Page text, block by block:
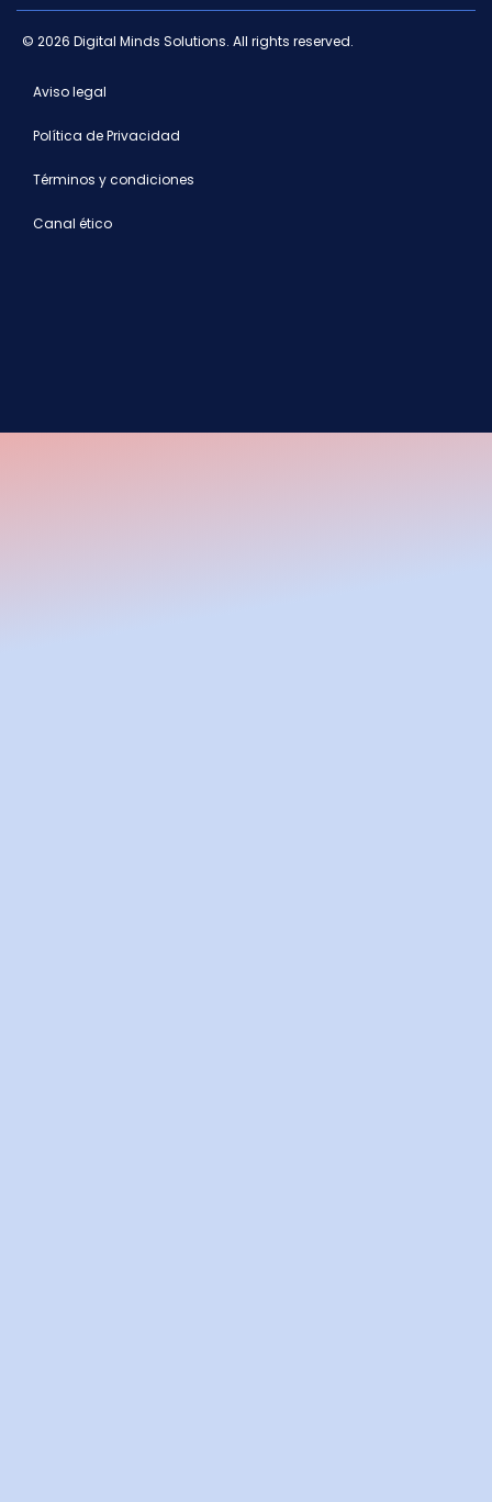
© 2026 Digital Minds Solutions. All rights reserved.
Aviso legal
Política de Privacidad
Términos y condiciones
Canal ético